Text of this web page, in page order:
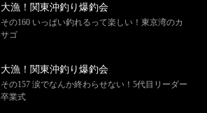
大漁！関東沖釣り爆釣会
その160 いっぱい釣れるって楽しい！東京湾のカ
サゴ
大漁！関東沖釣り爆釣会
その157 涙でなんか終わらせない！5代目リーダー
卒業式